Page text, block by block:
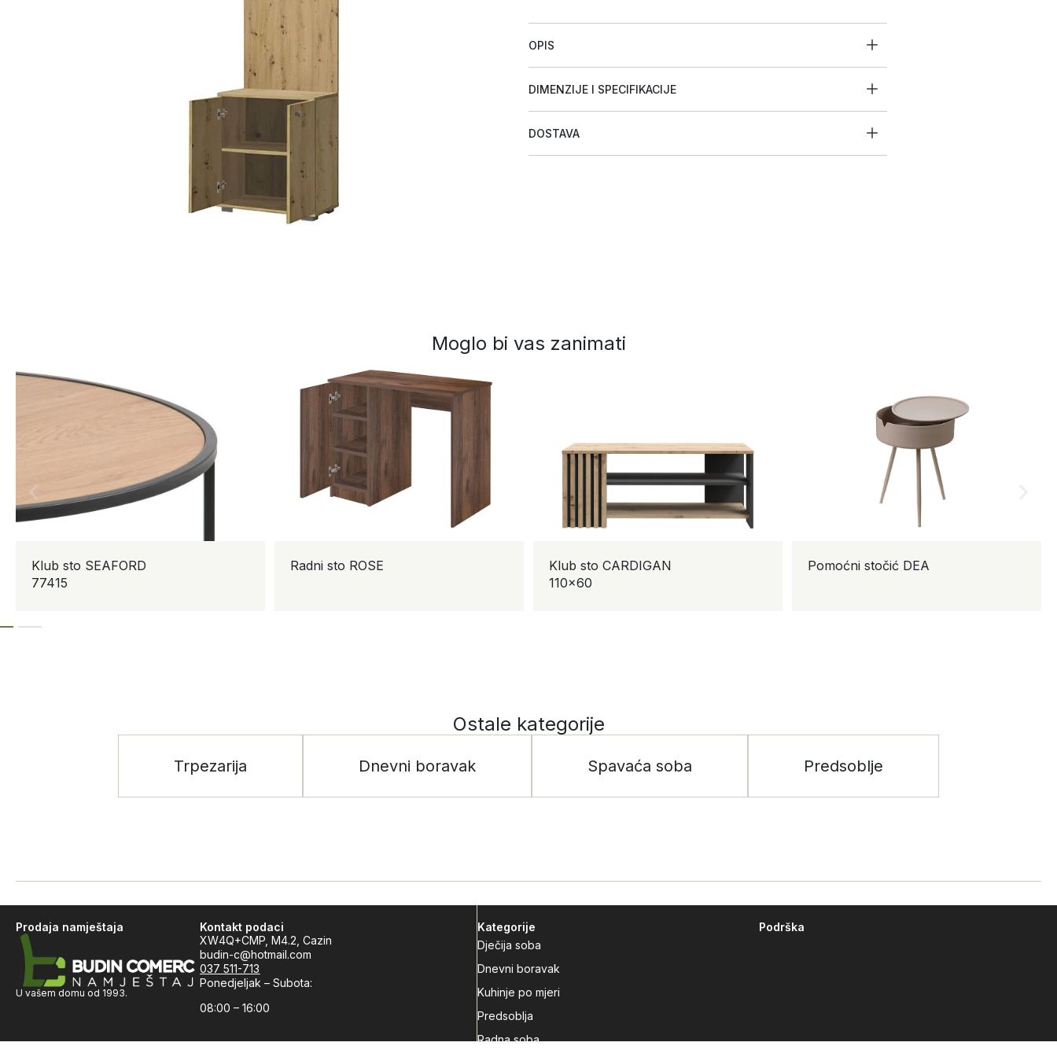
OPIS
DIMENZIJE I SPECIFIKACIJE
DOSTAVA
Moglo bi vas zanimati
Klub sto SEAFORD
77415
Radni sto ROSE
Klub sto CARDIGAN
110×60
Pomoćni stočić DEA
Ostale kategorije
Trpezarija Dnevni boravak Spavaća soba Predsoblje
Prodaja namještaja
U vašem domu od 1993.
Kontakt podaci
XW4Q+CMP, M4.2, Cazin
budin-c@hotmail.com
037 511-713
Ponedjeljak – Subota:
08:00 – 16:00
Kategorije
Dječija soba
Dnevni boravak
Kuhinje po mjeri
Predsoblja
Radna soba
Podrška